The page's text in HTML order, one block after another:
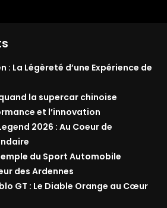
: La Légèreté d’une Expérience de
quand la supercar chinoise
et l’innovation
2026 : Au Coeur de
du Sport Automobile
des Ardennes
GT : Le Diable Orange au Cœur